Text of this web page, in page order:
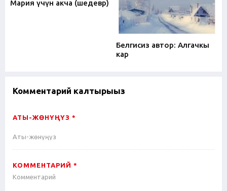
Мария үчүн акча (шедевр)
Белгисиз автор: Алгачкы
кар
Комментарий калтырыңыз
АТЫ-ЖӨНҮҢҮЗ *
КОММЕНТАРИЙ *